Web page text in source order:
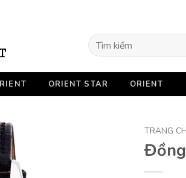
Tìm
kiếm:
ORIENT STAR ORIENT
TRANG